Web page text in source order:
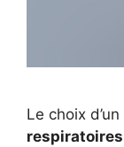
Le choix d’un
respiratoires